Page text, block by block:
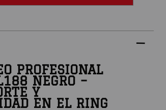
PROFESIONAL
NEGRO –
Y
EN EL RING